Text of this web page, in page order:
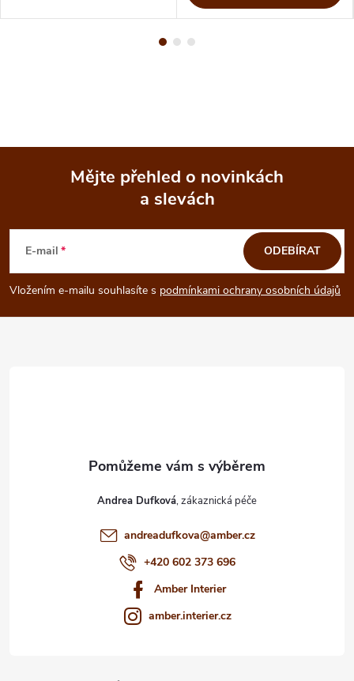
p
Mějte přehled o novinkách
a slevách
E-mail
Vložením e-mailu souhlasíte s podmínkami ochrany osobních údajů
ODEBÍRAT
Andrea Dufková
andreadufkova@amber.cz
+420 602 373 696
Amber Interier
amber.interier.cz